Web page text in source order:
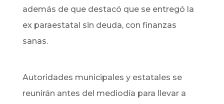
además de que destacó que se entregó la
ex paraestatal sin deuda, con finanzas
sanas.
Autoridades municipales y estatales se
reunirán antes del mediodía para llevar a